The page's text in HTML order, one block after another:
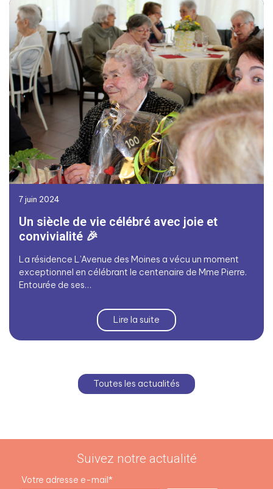
7 juin 2024
Un siècle de vie célébré avec joie et
convivialité 🎉
La résidence L’Avenue des Moines a vécu un moment
exceptionnel en célébrant le centenaire de Mme Pierre.
Entourée de ses…
Lire la suite
Toutes les actualités
Suivez notre actualité
Votre adresse e-mail*